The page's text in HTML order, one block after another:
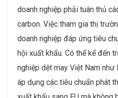
doanh nghiệp phải tuân thủ
carbon. Việc tham gia thị
doanh nghiệp đáp ứng tiêu
hội xuất khẩu. Có thể kể đến
nghiệp dệt may Việt Nam
áp dụng các tiêu chuẩn phát